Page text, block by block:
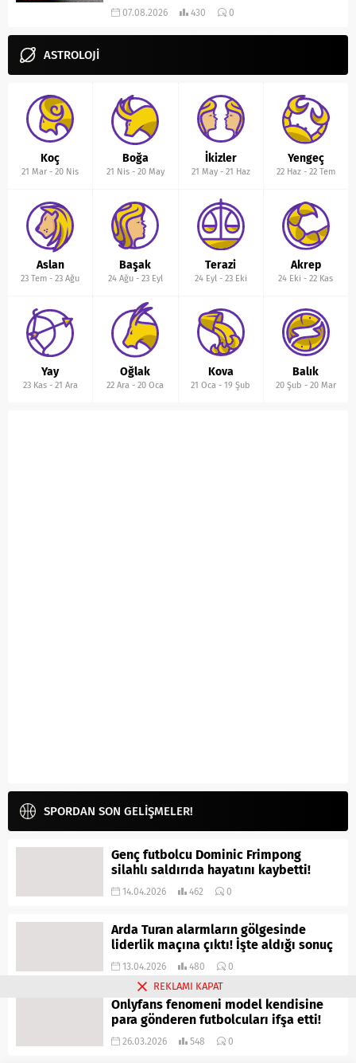
07.08.2026 430 0
ASTROLOJİ
Koç
21 Mar -20 Nis
Boğa
21 Nis- 20 May
İkizler
21 May- 21 Haz
Yengeç
22 Haz- 22 Tem
Aslan
23 Tem -23 Ağu
Başak
24 Ağu- 23 Eyl
Terazi
24 Eyl- 23 Eki
Akrep
24 Eki -22 Kas
Yay
23 Kas- 21 Ara
Oğlak
22 Ara -20 Oca
Kova
21 Oca -19 Şub
Balık
20 Şub - 20 Mar
SPORDAN SON GELİŞMELER!
Genç futbolcu Dominic Frimpong
silahlı saldırıda hayatını kaybetti!
14.04.2026 462 0
Arda Turan alarmların gölgesinde
liderlik maçına çıktı! İşte aldığı sonuç
13.04.2026 480 0
Onlyfans fenomeni model kendisine
para gönderen futbolcuları ifşa etti!
26.03.2026 548 0
REKLAMI KAPAT